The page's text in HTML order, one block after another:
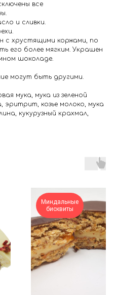
все
и сливки.
с хрустящими коржами, по
его более мягким. Украшен
шоколаде.
могут быть другими.
мука, мука из зеленой
эритрит, козье молоко, мука
кукурузный крахмал,
Миндальные
бисквиты